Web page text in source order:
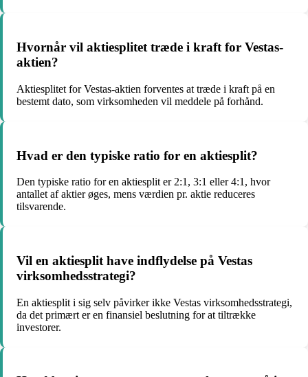
Hvornår vil aktiesplitet træde i kraft for Vestas-
aktien?
Aktiesplitet for Vestas-aktien forventes at træde i kraft på en
bestemt dato, som virksomheden vil meddele på forhånd.
Hvad er den typiske ratio for en aktiesplit?
Den typiske ratio for en aktiesplit er 2:1, 3:1 eller 4:1, hvor
antallet af aktier øges, mens værdien pr. aktie reduceres
tilsvarende.
Vil en aktiesplit have indflydelse på Vestas
virksomhedsstrategi?
En aktiesplit i sig selv påvirker ikke Vestas virksomhedsstrategi,
da det primært er en finansiel beslutning for at tiltrække
investorer.